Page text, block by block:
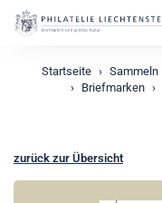
Startseite Sammeln
Briefmarken
zurück zur Übersicht